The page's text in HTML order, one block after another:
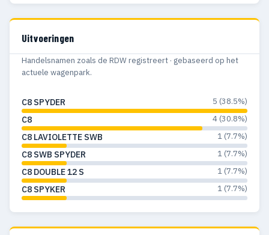
Uitvoeringen
Handelsnamen zoals de RDW registreert · gebaseerd op het
actuele wagenpark.
C8 SPYDER 5 (38.5%)
C8 4 (30.8%)
C8 LAVIOLETTE SWB 1 (7.7%)
C8 SWB SPYDER 1 (7.7%)
C8 DOUBLE 12 S 1 (7.7%)
C8 SPYKER 1 (7.7%)